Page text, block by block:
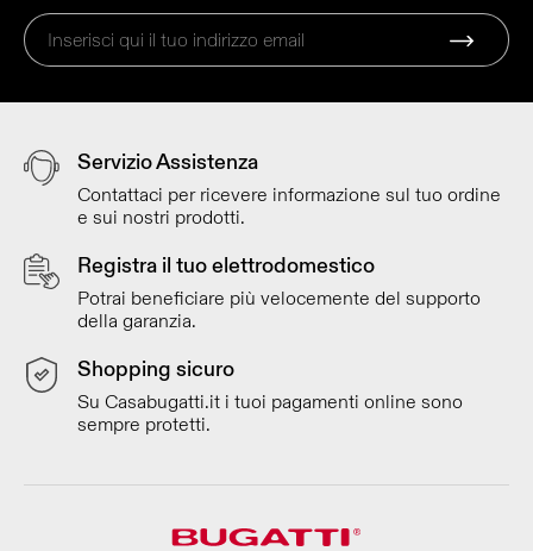
Servizio Assistenza
Contattaci per ricevere informazione sul tuo ordine
e sui nostri prodotti.
Registra il tuo elettrodomestico
Potrai beneficiare più velocemente del supporto
della garanzia.
Shopping sicuro
Su Casabugatti.it i tuoi pagamenti online sono
sempre protetti.